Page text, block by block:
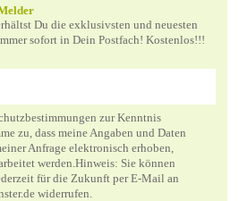
Du die exklusivsten und neuesten
sofort in Dein Postfach! Kostenlos!!!
zur Kenntnis
zu, dass meine Angaben und Daten
Anfrage elektronisch erhoben,
werden.Hinweis: Sie können
für die Zukunft per E-Mail an
widerrufen.